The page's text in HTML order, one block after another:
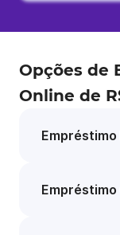
Opções de
Online de
Empréstimo